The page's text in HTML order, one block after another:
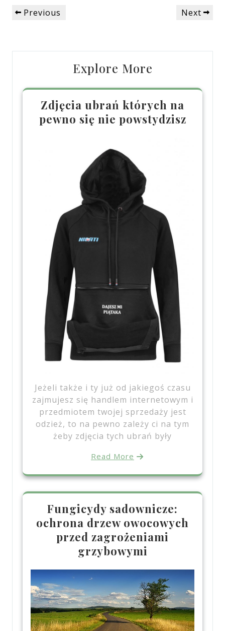
Nawigacja
wpisu
Previous
Previous
Next
Next
Explore More
Zdjęcia ubrań których na
pewno się nie powstydzisz
Jeżeli także i ty już od jakiegoś czasu
zajmujesz się handlem internetowym i
przedmiotem twojej sprzedaży jest
odzież, to na pewno zależy ci na tym
żeby zdjęcia tych ubrań były
Read More
Fungicydy sadownicze:
ochrona drzew owocowych
przed zagrożeniami
grzybowymi